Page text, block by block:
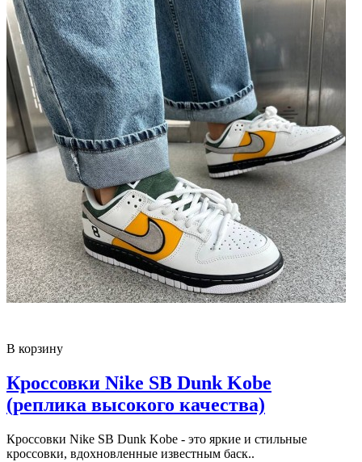
В корзину
Кроссовки Nike SB Dunk Kobe
(реплика высокого качества)
Кроссовки Nike SB Dunk Kobe - это яркие и стильные
кроссовки, вдохновленные известным баск..